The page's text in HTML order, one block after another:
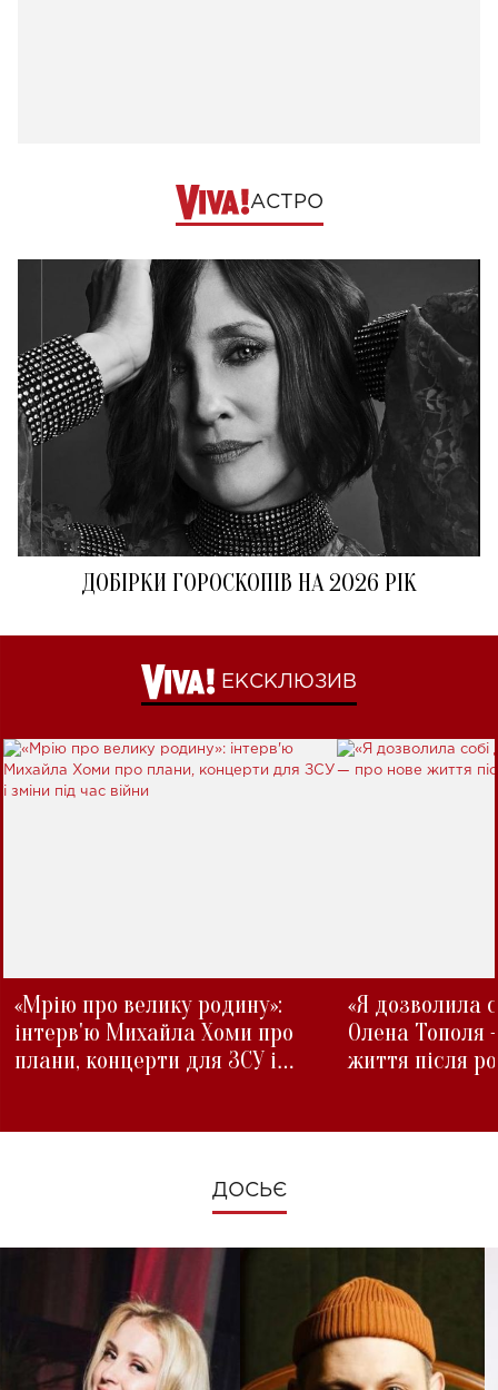
АСТРО
ДОБІРКИ ГОРОСКОПІВ НА 2026 РІК
ЕКСКЛЮЗИВ
«Мрію про велику родину»:
інтерв'ю Михайла Хоми про
плани, концерти для ЗСУ і
«Я дозволила
Олена Тополя
життя після
ДОСЬЄ